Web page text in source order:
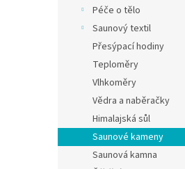
Péče o tělo
Saunový textil
Přesýpací hodiny
Teploměry
Vlhkoměry
Vědra a naběračky
Himalajská sůl
Saunové kameny
Saunová kamna